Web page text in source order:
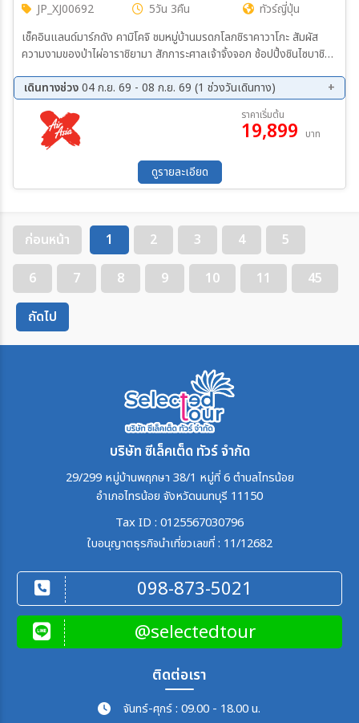
JP_XJ00692 5วัน 3คืน
ทัวร์ญี่ปุ่น
เช็คอินแลนด์มาร์กดัง คามิโคจิ ชมหมู่บ้านมรดกโลกชิราคาวาโกะ สัมผัส
ความงามของป่าไผ่อาราชิยามา สักการะศาลเจ้าจิ้งจอก ช้อปปิ้งชินไซบาชิ
เดินทางช่วง04 ก.ย. 69 - 08 ก.ย. 69 (1 ช่วงวันเดินทาง)
04 ก.ย. 69 - 08 ก.ย. 69 ราคาเริ่มต้น
19,899 บาท
ดูรายละเอียด
ก่อนหน้า 1 2 3 4
5
6
7 8 9 10 11
45
ถัดไป
บริษัท ซีเล็คเต็ด ทัวร์ จำกัด
29/299 หมู่บ้านพฤกษา 38/1 หมู่ที่ 6 ตำบลไทรน้อย
อำเภอไทรน้อย จังหวัดนนทบุรี 11150
Tax ID : 0125567030796
ใบอนุญาตธุรกิจนำเที่ยวเลขที่ : 11/12682
098-873-5021
@selectedtour
ติดต่อเรา
จันทร์-ศุกร์ : 09.00 - 18.00 น.